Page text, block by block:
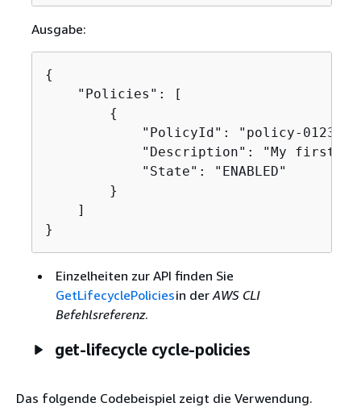
Ausgabe:
{
    "Policies": [
{
"PolicyId": "policy-
"Description": "My first
            "State": "ENABLED"
        }
    ]
}
Einzelheiten zur API finden Sie
GetLifecyclePoliciesin derAWS CLI
Befehlsreferenz.
get-lifecycle cycle-policies
Das folgende Codebeispiel zeigt die Verwendung.